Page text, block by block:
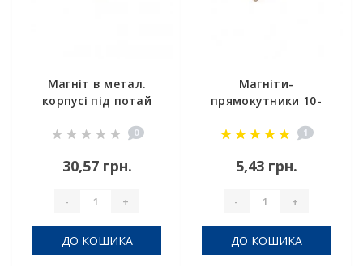
Магніт в метал.
корпусі під потай
0
30,57 грн.
- +
ДО КОШИКА
Магніти-
прямокутники 10-
(самоклейка)1
5,43 грн.
- +
ДО КОШИКА